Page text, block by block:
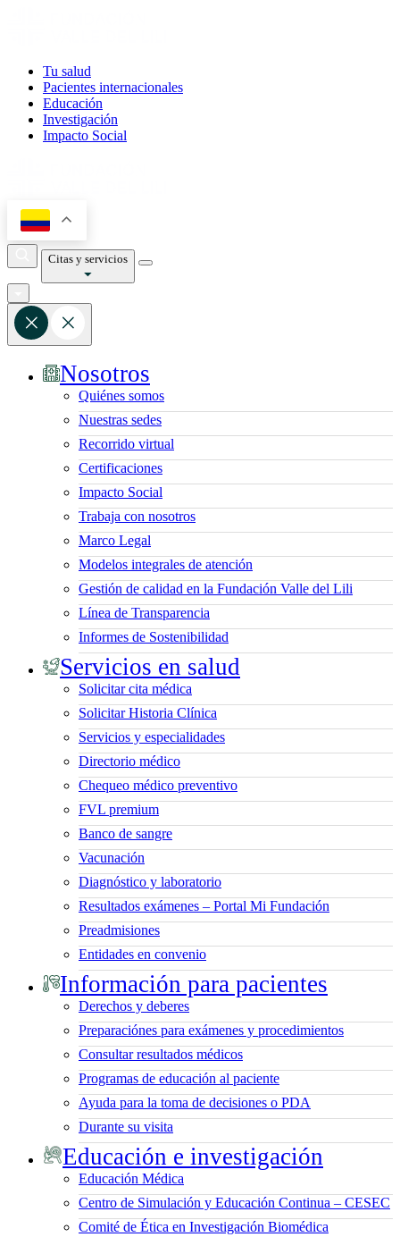
Tu salud
Pacientes internacionales
Educación
Investigación
Impacto Social
Citas y servicios
Nosotros
Quiénes somos
Nuestras sedes
Recorrido virtual
Certificaciones
Impacto Social
Trabaja con nosotros
Marco Legal
Modelos integrales de atención
Gestión de calidad en la Fundación Valle del Lili
Línea de Transparencia
Informes de Sostenibilidad
Servicios en salud
Solicitar cita médica
Solicitar Historia Clínica
Servicios y especialidades
Directorio médico
Chequeo médico preventivo
FVL premium
Banco de sangre
Vacunación
Diagnóstico y laboratorio
Resultados exámenes – Portal Mi Fundación
Preadmisiones
Entidades en convenio
Información para pacientes
Derechos y deberes
Preparaciónes para exámenes y procedimientos
Consultar resultados médicos
Programas de educación al paciente
Ayuda para la toma de decisiones o PDA
Durante su visita
Educación e investigación
Educación Médica
Centro de Simulación y Educación Continua – CESEC
Comité de Ética en Investigación Biomédica